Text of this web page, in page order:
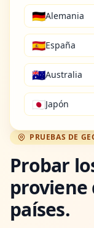
🇩🇪Alemania
🇪🇸España
🇦🇺Australia
🇯🇵Japón
PRUEBAS DE
Probar
proviene
países.